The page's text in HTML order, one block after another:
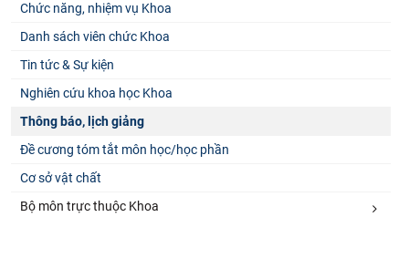
Chức năng, nhiệm vụ Khoa
Danh sách viên chức Khoa
Tin tức & Sự kiện
Nghiên cứu khoa học Khoa
Thông báo, lịch giảng
Đề cương tóm tắt môn học/học phần
Cơ sở vật chất
Bộ môn trực thuộc Khoa